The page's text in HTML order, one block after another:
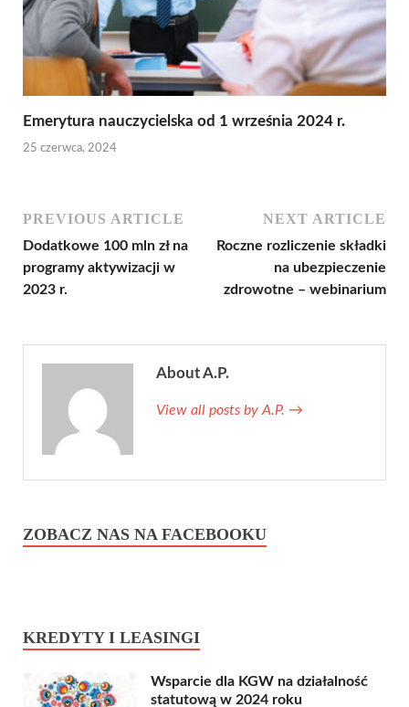
Emerytura nauczycielska od 1 września 2024 r.
25 czerwca, 2024
PREVIOUS ARTICLE
Dodatkowe 100 mln zł na
programy aktywizacji w
2023 r.
NEXT ARTICLE
Roczne rozliczenie składki
na ubezpieczenie
zdrowotne – webinarium
About A.P.
View all posts by A.P. →
ZOBACZ NAS NA FACEBOOKU
KREDYTY I LEASINGI
Wsparcie dla KGW na działalność
statutową w 2024 roku